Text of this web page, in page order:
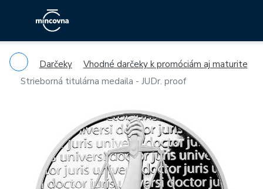
Darčeky
Vhodné darčeky k promóciám aj maturite
Strieborná titulárna medaila - JUDr. proof